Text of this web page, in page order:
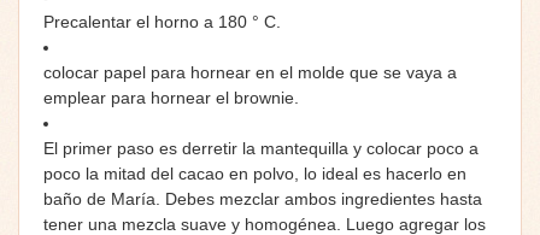
Precalentar el horno a 180 ° C.
colocar papel para hornear en el molde que se vaya a
emplear para hornear el brownie.
El primer paso es derretir la mantequilla y colocar poco a
poco la mitad del cacao en polvo, lo ideal es hacerlo en
baño de María. Debes mezclar ambos ingredientes hasta
tener una mezcla suave y homogénea. Luego agregar los